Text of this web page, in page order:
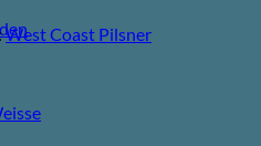
West Coast Pilsner